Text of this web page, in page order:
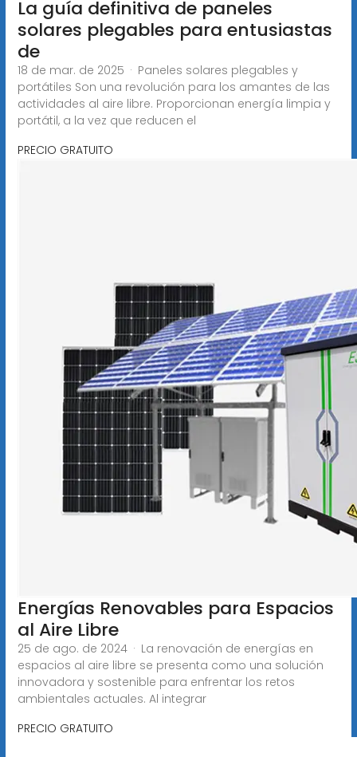
La guía definitiva de paneles
solares plegables para entusiastas
de
18 de mar. de 2025 · Paneles solares plegables y
portátiles Son una revolución para los amantes de las
actividades al aire libre. Proporcionan energía limpia y
portátil, a la vez que reducen el
PRECIO GRATUITO
Energías Renovables para Espacios
al Aire Libre
25 de ago. de 2024 · La renovación de energías en
espacios al aire libre se presenta como una solución
innovadora y sostenible para enfrentar los retos
ambientales actuales. Al integrar
PRECIO GRATUITO